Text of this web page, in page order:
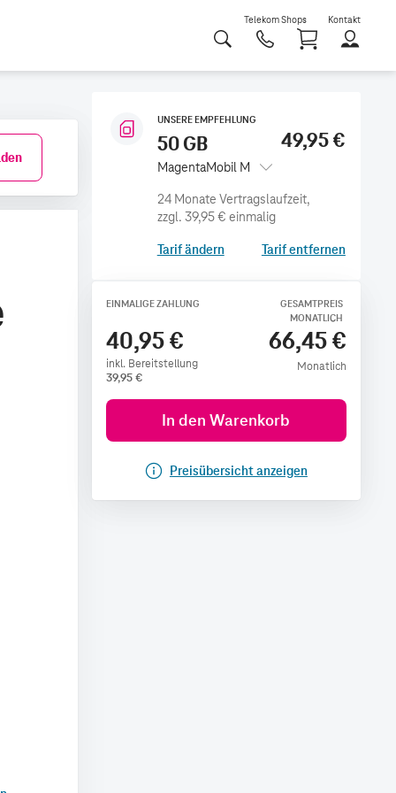
Telekom Shops Kontakt
UNSERE EMPFEHLUNG
50 GB
MagentaMobil M
49,95 €
zzgl. 39,95 € einmalig
Tarif ändern Tarif entfernen
EINMALIGE ZAHLUNG
40,95 €
inkl. Bereitstellung
39,95€
GESAMTPREIS
MONATLICH
66,45 €
Monatlich
In den Warenkorb
Preisübersicht anzeigen